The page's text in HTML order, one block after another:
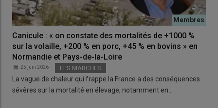
Canicule : « on constate des mortalités de +1000 %
sur la volaille, +200 % en porc, +45 % en bovins » en
Normandie et Pays-de-la-Loire
25 juin 2026 LES MARCHES
La vague de chaleur qui frappe la France a des conséquences
sévères sur la mortalité en élevage, notamment en…